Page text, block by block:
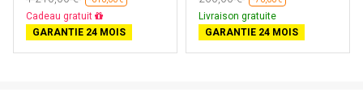
Livraison gratuite
GARANTIE 24 MOIS
Livraison gratuite
GARANTIE 24 MOIS